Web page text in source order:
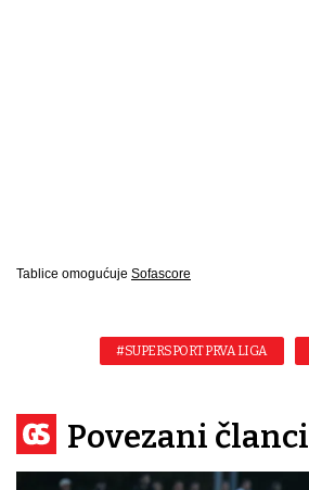
Tablice omogućuje Sofascore
#SUPERSPORT PRVA LIGA
Povezani članci